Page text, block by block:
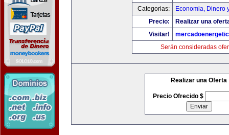
Categorias:
Economia, Dinero
Precio:
Realizar una
Visitar!
Serán consideradas
Realizar una Oferta
Precio Ofrecido $